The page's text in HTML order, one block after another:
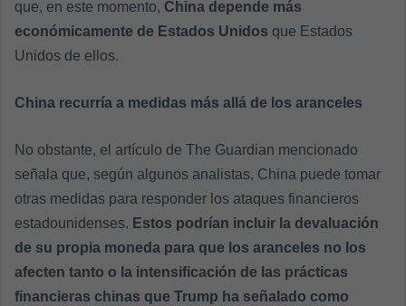
que, en este momento, China depende más
económicamente de Estados Unidos que Estados
Unidos de ellos.
China recurría a medidas más allá de los aranceles
No obstante, el artículo de The Guardian mencionado
señala que, según algunos analistas, China puede tomar
otras medidas para responder los ataques financieros
estadounidenses. Estos podrían incluir la devaluación
de su propia moneda para que los aranceles no los
afecten tanto o la intensificación de las prácticas
financieras chinas que Trump ha señalado como